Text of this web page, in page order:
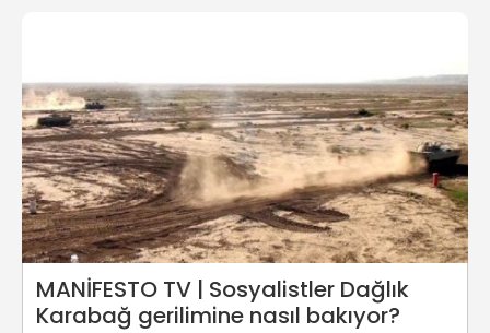
MANİFESTO TV | Sosyalistler Dağlık
Karabağ gerilimine nasıl bakıyor?